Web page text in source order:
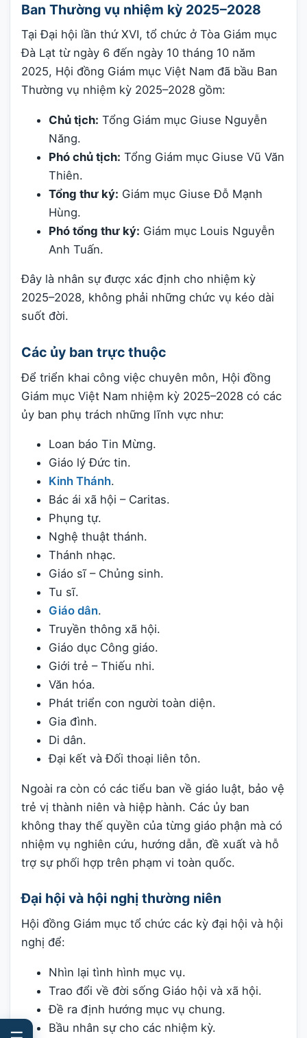
Ban Thường vụ nhiệm kỳ 2025–2028
Tại Đại hội lần thứ XVI, tổ chức ở Tòa Giám mục
Đà Lạt từ ngày 6 đến ngày 10 tháng 10 năm
2025, Hội đồng Giám mục Việt Nam đã bầu Ban
Thường vụ nhiệm kỳ 2025–2028 gồm:
Chủ tịch: Tổng Giám mục Giuse Nguyễn
Năng.
Phó chủ tịch: Tổng Giám mục Giuse Vũ Văn
Thiên.
Tổng thư ký: Giám mục Giuse Đỗ Mạnh
Hùng.
Phó tổng thư ký: Giám mục Louis Nguyễn
Anh Tuấn.
Đây là nhân sự được xác định cho nhiệm kỳ
2025–2028, không phải những chức vụ kéo dài
suốt đời.
Các ủy ban trực thuộc
Để triển khai công việc chuyên môn, Hội đồng
Giám mục Việt Nam nhiệm kỳ 2025–2028 có các
ủy ban phụ trách những lĩnh vực như:
Loan báo Tin Mừng.
Giáo lý Đức tin.
Kinh Thánh.
Bác ái xã hội – Caritas.
Phụng tự.
Nghệ thuật thánh.
Thánh nhạc.
Giáo sĩ – Chủng sinh.
Tu sĩ.
Giáo dân.
Truyền thông xã hội.
Giáo dục Công giáo.
Giới trẻ – Thiếu nhi.
Văn hóa.
Phát triển con người toàn diện.
Gia đình.
Di dân.
Đại kết và Đối thoại liên tôn.
Ngoài ra còn có các tiểu ban về giáo luật, bảo vệ
trẻ vị thành niên và hiệp hành. Các ủy ban
không thay thế quyền của từng giáo phận mà có
nhiệm vụ nghiên cứu, hướng dẫn, đề xuất và hỗ
trợ sự phối hợp trên phạm vi toàn quốc.
Đại hội và hội nghị thường niên
Hội đồng Giám mục tổ chức các kỳ đại hội và hội
nghị để:
Nhìn lại tình hình mục vụ.
Trao đổi về đời sống Giáo hội và xã hội.
Đề ra định hướng mục vụ chung.
Bầu nhân sự cho các nhiệm kỳ.